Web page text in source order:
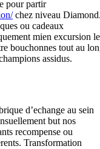
pour partir
chez niveau
ou cadeaux
mien excursion
bouchonnes tout au
assidus.
d’echange au sein
but nos
recompense ou
Transformation